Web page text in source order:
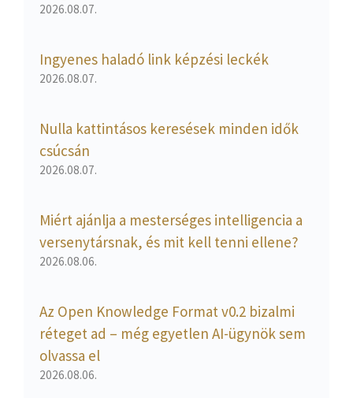
2026.08.07.
Ingyenes haladó link képzési leckék
2026.08.07.
Nulla kattintásos keresések minden idők
csúcsán
2026.08.07.
Miért ajánlja a mesterséges intelligencia a
versenytársnak, és mit kell tenni ellene?
2026.08.06.
Az Open Knowledge Format v0.2 bizalmi
réteget ad – még egyetlen AI-ügynök sem
olvassa el
2026.08.06.